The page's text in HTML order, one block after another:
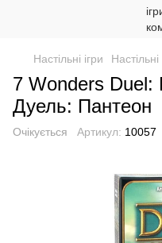
Настільні ігри
7 Wonders Duel:
Дуель: Пантеон
Очікується Артикул: 10057